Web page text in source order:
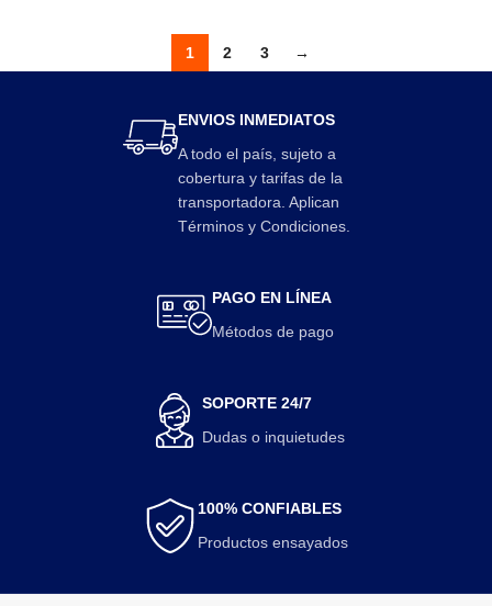
1 2 3 →
ENVIOS INMEDIATOS
A todo el país, sujeto a
cobertura y tarifas de la
transportadora. Aplican
Términos y Condiciones.
PAGO EN LÍNEA
Métodos de pago
SOPORTE 24/7
Dudas o inquietudes
100% CONFIABLES
Productos ensayados